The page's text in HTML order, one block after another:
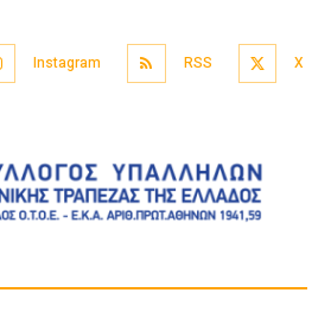
Instagram RSS X